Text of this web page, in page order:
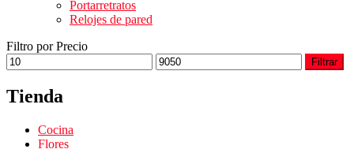
Portarretratos
Relojes de pared
Filtro por Precio
Filtrar
Tienda
Cocina
Flores